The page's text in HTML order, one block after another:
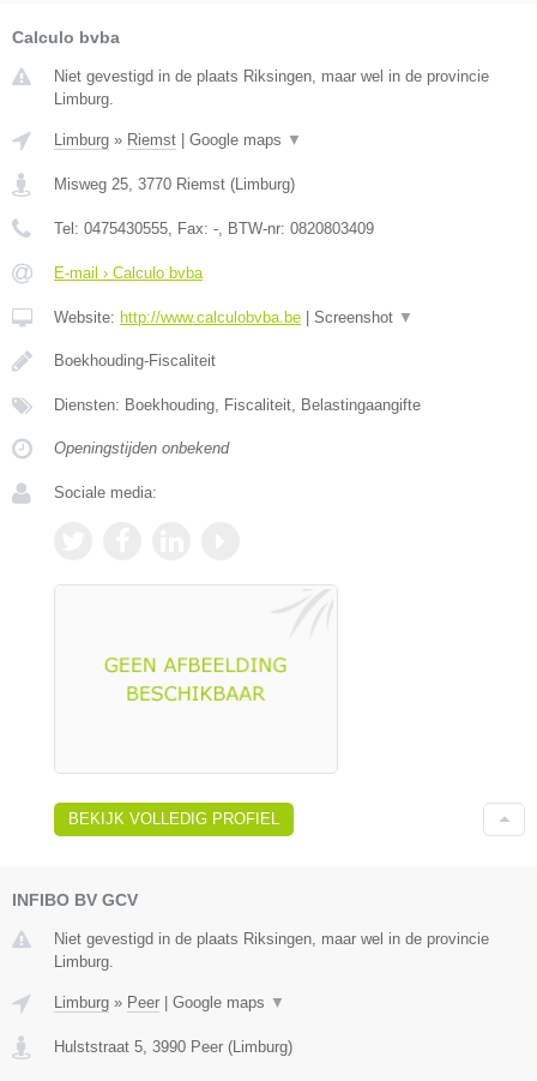
Calculo bvba
Niet gevestigd in de plaats Riksingen, maar wel in de provincie
Limburg.
Limburg » Riemst Google maps ▼
Misweg 25 3770 Riemst ( Limburg)
Tel: 0475430555 , Fax: - , BTW-nr: 0820803409
E-mail › Calculo bvba
Website: http://www.calculobvba.be Screenshot ▼
Boekhouding-Fiscaliteit
Diensten: Boekhouding, Fiscaliteit, Belastingaangifte
Openingstijden onbekend
Sociale media:
BEKIJK VOLLEDIG PROFIEL
INFIBO BV GCV
Niet gevestigd in de plaats Riksingen, maar wel in de provincie
Limburg.
Limburg » Peer Google maps ▼
Hulststraat 5, 3990 Peer (Limburg)